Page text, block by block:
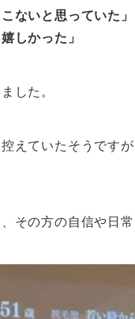
ないと思っていた」
しかった」
した。
えていたそうですが
その方の自信や日